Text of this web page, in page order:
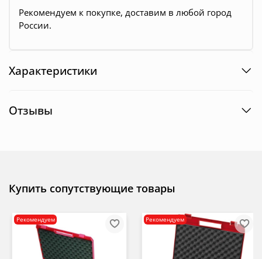
Рекомендуем к покупке, доставим в любой город
России.
Характеристики
Отзывы
Купить сопутствующие товары
Рекомендуем Рекомендуем